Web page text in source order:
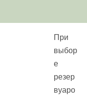
При
выбор
е
резер
вуаро